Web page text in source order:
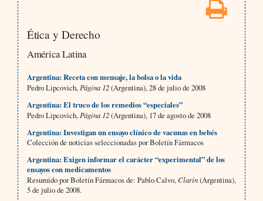
Ética y Derecho
América Latina
Argentina: Receta con mensaje, la bolsa o la vida
Pedro Lipcovich, Página 12(Argentina), 28 de julio de 2008
Argentina: El truco de los remedios “especiales”
Pedro Lipcovich, Página 12(Argentina), 17 de agosto de 2008
Argentina: Investigan un ensayo clínico de vacunas en bebés
Colección de noticias seleccionadas por Boletín Fármacos
Argentina: Exigen informar el carácter “experimental” de los
ensayos con medicamentos
Resumido por Boletín Fármacos de: Pablo Calvo,Clarín(Argentina),
5 de julio de 2008.